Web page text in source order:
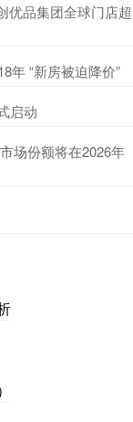
优品集团全球门店超
年 “新房被迫降价”
启动
场份额将在2026年